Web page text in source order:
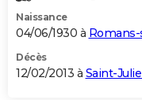
Naissance
04/06/1930 à
Décès
12/02/2013 à Saint-